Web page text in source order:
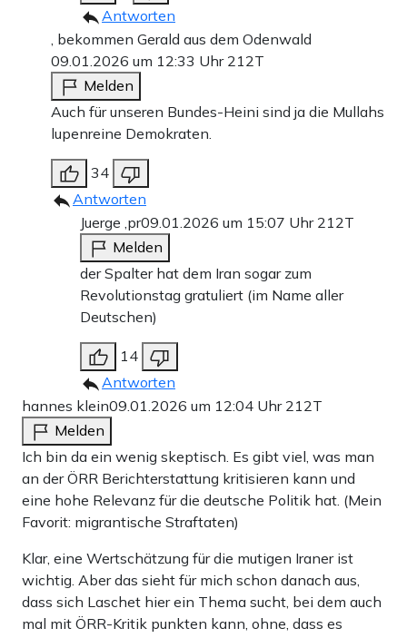
Antworten
, bekommen Gerald aus dem Odenwald
09.01.2026 um 12:33 Uhr 212T
Melden
Auch für unseren Bundes-Heini sind ja die Mullahs
lupenreine Demokraten.
34
Antworten
Juerge ,pr09.01.2026 um 15:07 Uhr 212T
Melden
der Spalter hat dem Iran sogar zum
Revolutionstag gratuliert (im Name aller
Deutschen)
14
Antworten
hannes klein09.01.2026 um 12:04 Uhr 212T
Melden
Ich bin da ein wenig skeptisch. Es gibt viel, was man
an der ÖRR Berichterstattung kritisieren kann und
eine hohe Relevanz für die deutsche Politik hat. (Mein
Favorit: migrantische Straftaten)
Klar, eine Wertschätzung für die mutigen Iraner ist
wichtig. Aber das sieht für mich schon danach aus,
dass sich Laschet hier ein Thema sucht, bei dem auch
mal mit ÖRR-Kritik punkten kann, ohne, dass es